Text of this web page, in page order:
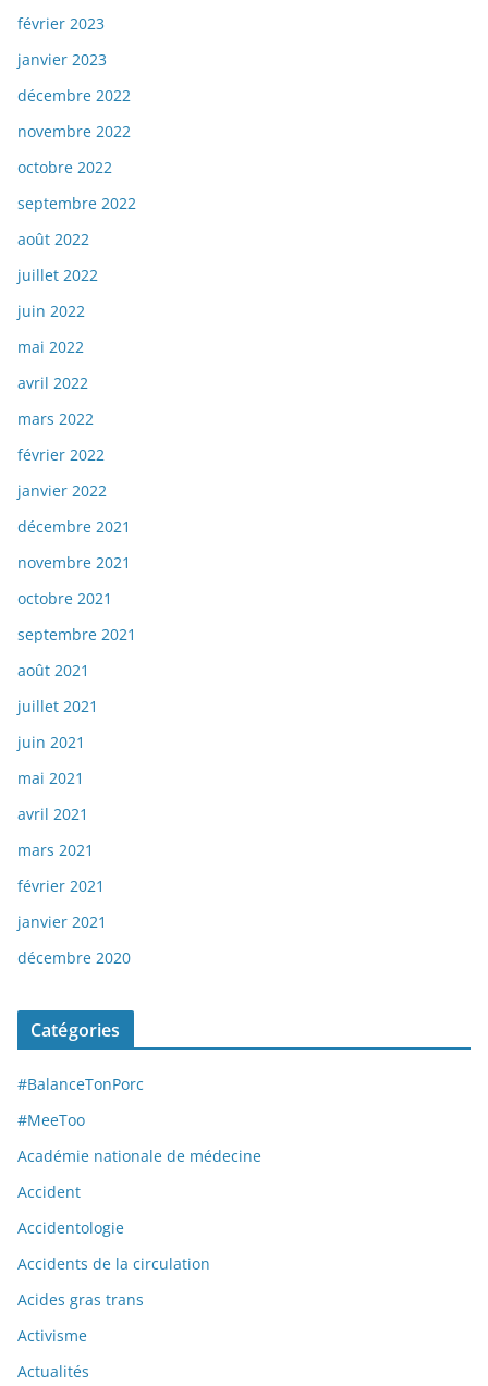
février 2023
janvier 2023
décembre 2022
novembre 2022
octobre 2022
septembre 2022
août 2022
juillet 2022
juin 2022
mai 2022
avril 2022
mars 2022
février 2022
janvier 2022
décembre 2021
novembre 2021
octobre 2021
septembre 2021
août 2021
juillet 2021
juin 2021
mai 2021
avril 2021
mars 2021
février 2021
janvier 2021
décembre 2020
Catégories
#BalanceTonPorc
#MeeToo
Académie nationale de médecine
Accident
Accidentologie
Accidents de la circulation
Acides gras trans
Activisme
Actualités